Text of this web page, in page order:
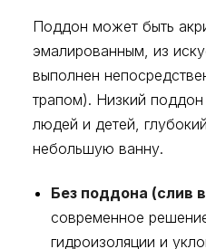
Поддон может быть
эмалированным, из
выполнен
трапом). Низкий
людей и детей,
небольшую ванну.
Без поддона (слив
современное
гидроизоляции и